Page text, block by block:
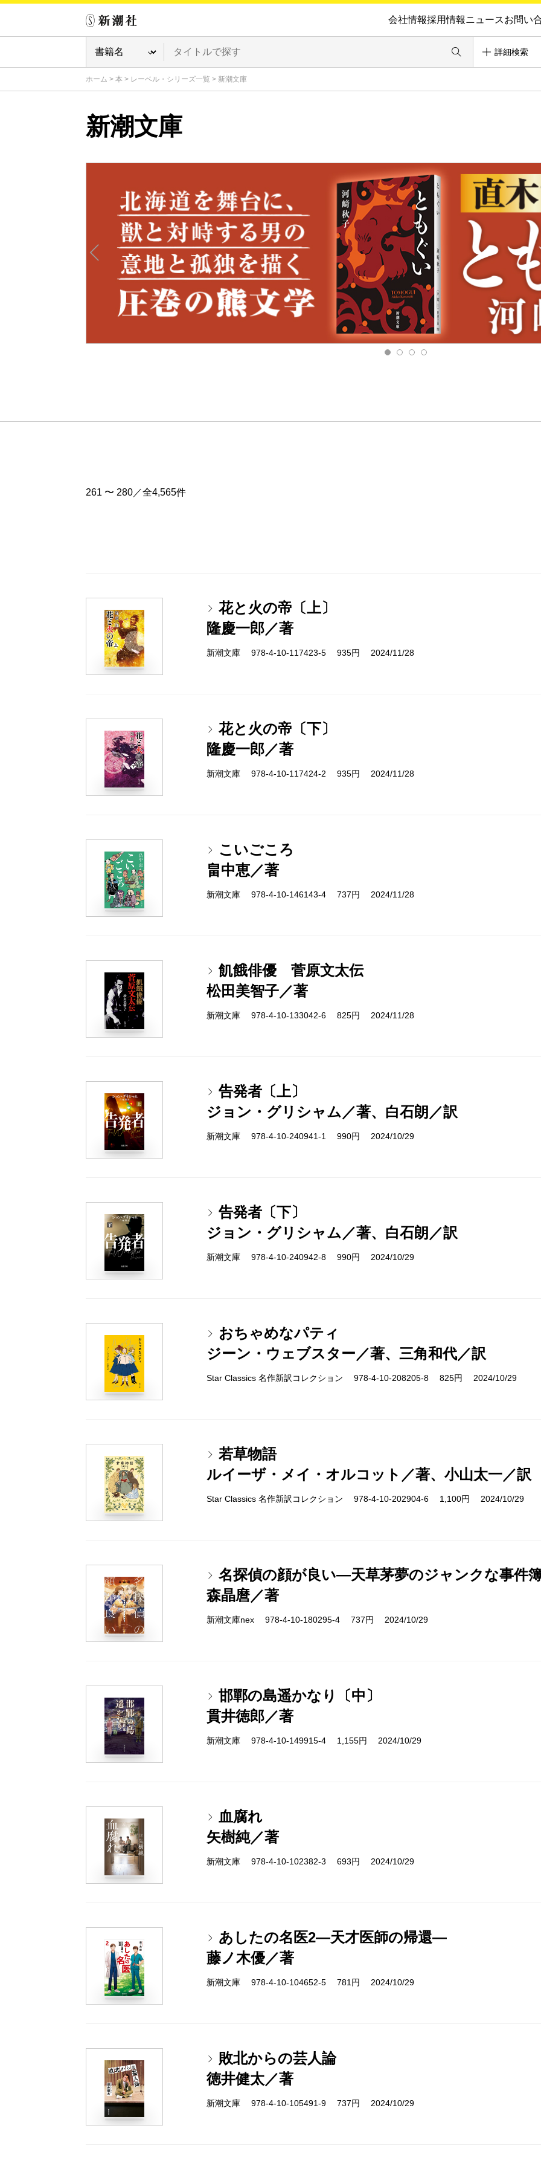
会社情報採用情報ニュースお問い
詳細検索
ホーム > 本 > レーベル・シリーズ一覧 > 新潮文庫
新潮文庫
261 〜 280／全4,565件
花と火の帝〔上〕
隆慶一郎／著
新潮文庫 978-4-10-117423-5 935円 2024/11/28
花と火の帝〔下〕
隆慶一郎／著
新潮文庫 978-4-10-117424-2 935円 2024/11/28
こいごころ
畠中恵／著
新潮文庫 978-4-10-146143-4 737円 2024/11/28
飢餓俳優 菅原文太伝
松田美智子／著
新潮文庫 978-4-10-133042-6 825円 2024/11/28
告発者〔上〕
ジョン・グリシャム／著、白石朗／訳
新潮文庫 978-4-10-240941-1 990円 2024/10/29
告発者〔下〕
ジョン・グリシャム／著、白石朗／訳
新潮文庫 978-4-10-240942-8 990円 2024/10/29
おちゃめなパティ
ジーン・ウェブスター／著、三角和代／訳
Star Classics 名作新訳コレクション 978-4-10-208205-8 825円 2024/10/29
若草物語
ルイーザ・メイ・オルコット／著、小山太一／訳
Star Classics 名作新訳コレクション 978-4-10-202904-6 1,100円 2024/10/29
名探偵の顔が良い―天草茅夢のジャンクな事件
森晶麿／著
新潮文庫nex 978-4-10-180295-4 737円 2024/10/29
邯鄲の島遥かなり〔中〕
貫井徳郎／著
新潮文庫 978-4-10-149915-4 1,155円 2024/10/29
血腐れ
矢樹純／著
新潮文庫 978-4-10-102382-3 693円 2024/10/29
あしたの名医2―天才医師の帰還―
藤ノ木優／著
新潮文庫 978-4-10-104652-5 781円 2024/10/29
敗北からの芸人論
徳井健太／著
新潮文庫 978-4-10-105491-9 737円 2024/10/29